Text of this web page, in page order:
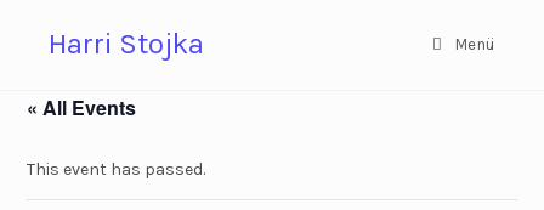
Harri Stojka Menü
« All Events
This event has passed.